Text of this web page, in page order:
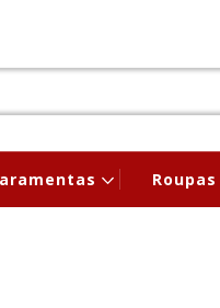
Roupas